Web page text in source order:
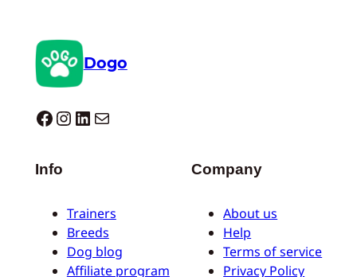
Dogo
Dogo facebook InstagramLinkedIn Correo electrónico
Info
Trainers
Breeds
Dog blog
Affiliate program
Company
About us
Help
Terms of service
Privacy Policy